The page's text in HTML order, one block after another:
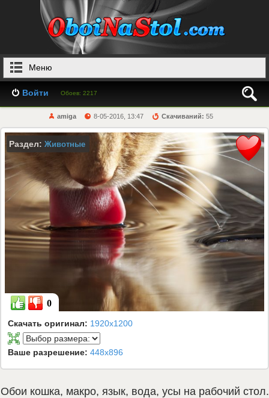
Меню
Войти Обоев: 2217
amiga 8-05-2016, 13:47 Скачиваний: 55
Раздел: Животные
0
Скачать оригинал: 1920x1200
Ваше разрешение: 448x896
Обои кошка, макро, язык, вода, усы на рабочий стол.